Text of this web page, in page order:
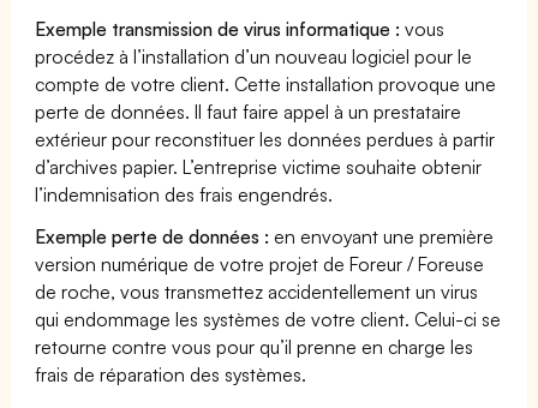
Exemple transmission de virus informatique : vous
procédez à l’installation d’un nouveau logiciel pour le
compte de votre client. Cette installation provoque une
perte de données. Il faut faire appel à un prestataire
extérieur pour reconstituer les données perdues à partir
d’archives papier. L’entreprise victime souhaite obtenir
l’indemnisation des frais engendrés.
Exemple perte de données : en envoyant une première
version numérique de votre projet de Foreur / Foreuse
de roche, vous transmettez accidentellement un virus
qui endommage les systèmes de votre client. Celui-ci se
retourne contre vous pour qu’il prenne en charge les
frais de réparation des systèmes.